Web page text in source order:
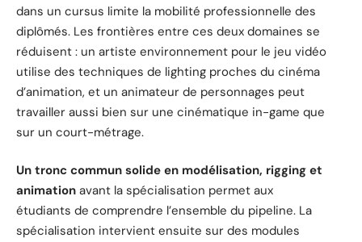
dans un cursus limite la mobilité professionnelle des
diplômés. Les frontières entre ces deux domaines se
réduisent : un artiste environnement pour le jeu vidéo
utilise des techniques de lighting proches du cinéma
d’animation, et un animateur de personnages peut
travailler aussi bien sur une cinématique in-game que
sur un court-métrage.
Un tronc commun solide en modélisation, rigging et
animation avant la spécialisation permet aux
étudiants de comprendre l’ensemble du pipeline. La
spécialisation intervient ensuite sur des modules